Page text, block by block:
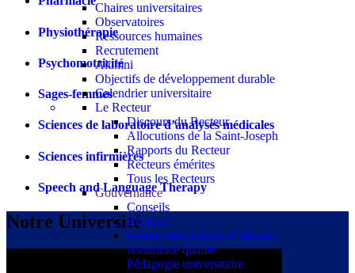
Chaires universitaires
Observatoires
Ressources humaines
Recrutement
Alumni
Objectifs de développement durable
Calendrier universitaire
Le Recteur
Discours du Recteur
Allocutions de la Saint-Joseph
Rapports du Recteur
Recteurs émérites
Tous les Recteurs
Gouvernance
Conseils
Rectorat
Centre universitaire d’éthique
Assurance qualité
Pédagogie universitaire
Physiothérapie
Psychomotricité
Sages-femmes
Sciences de laboratoire d’analyses médicales
Sciences infirmières
Speech and Language Therapy
Notre Université